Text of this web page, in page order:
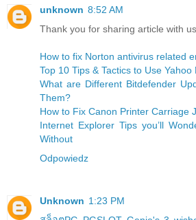
unknown 8:52 AM
Thank you for sharing article with us..
How to fix Norton antivirus related
Top 10 Tips & Tactics to Use Yahoo
What are Different Bitdefender
Them?
How to Fix Canon Printer Carriage
Internet Explorer Tips you’ll
Without
Odpowiedz
Unknown 1:23 PM